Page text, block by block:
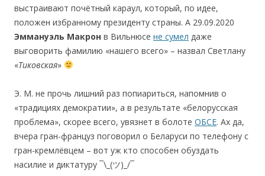
выстраивают почётный караул, который, по идее,
положен избранному президенту страны. А 29.09.2020
Эммануэль Макрон в Вильнюсе не сумел даже
выговорить фамилию «нашего всего» – назвал Светлану
«Тиковская»
Э. М. не прочь лишний раз попиариться, напомнив о
«традициях демократии», а в результате «белорусская
проблема», скорее всего, увязнет в болоте ОБСЕ. Ах да,
вчера гран-француз поговорил о Беларуси по телефону с
гран-кремлёвцем – вот уж кто способен обуздать
насилие и диктатуру ¯\_(ツ)_/¯